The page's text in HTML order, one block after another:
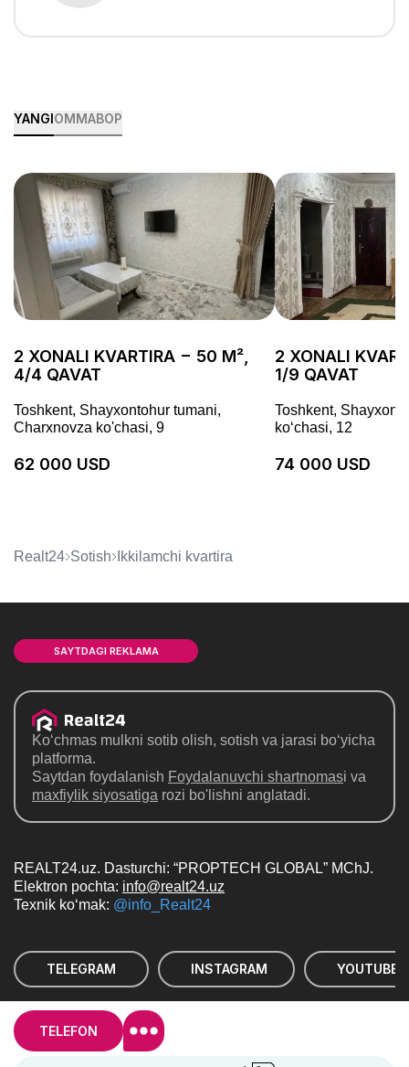
TELEFON
YANGIOMMABOP
2 XONALI KVARTIRA − 50 M²,
4/4 QAVAT
Toshkent, Shayxontohur tumani,
Charxnovza ko'chasi, 9
62 000 USD
2 XONALI
1/9 QAVAT
Toshkent,
koʻchasi, 12
74 000 USD
Realt24 Sotish ikkilamchi kvartira
SAYTDAGI REKLAMA
Ko‘chmas mulkni sotib olish, sotish va jarasi bo‘yicha
platforma.
Saytdan foydalanish Foydalanuvchi shartnomasi va
maxfiylik siyosatiga rozi bo'lishni anglatadi.
REALT24.uz. Dasturchi: “PROPTECH GLOBAL” MChJ.
Elektron pochta: info@realt24.uz
Texnik ko‘mak: @info_Realt24
TELEGRAM INSTAGRAM YOUTUBE
© Realt24 — Saytdan ma'lumotlarni nusxalash,
ko'paytirish, tarqatish va boshqa maqsadlarda foydalanish
"REALT24.UZ" ehtimol veb-saytga havola ko`rsatish bilan